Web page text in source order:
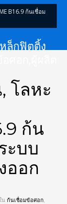
B16.9 ก้นเชื่อม
ล็กฟิตติ้ง
โลหะ
ก้น
ะบบ
ออก
น ก้นเชื่อมข้อศอก,